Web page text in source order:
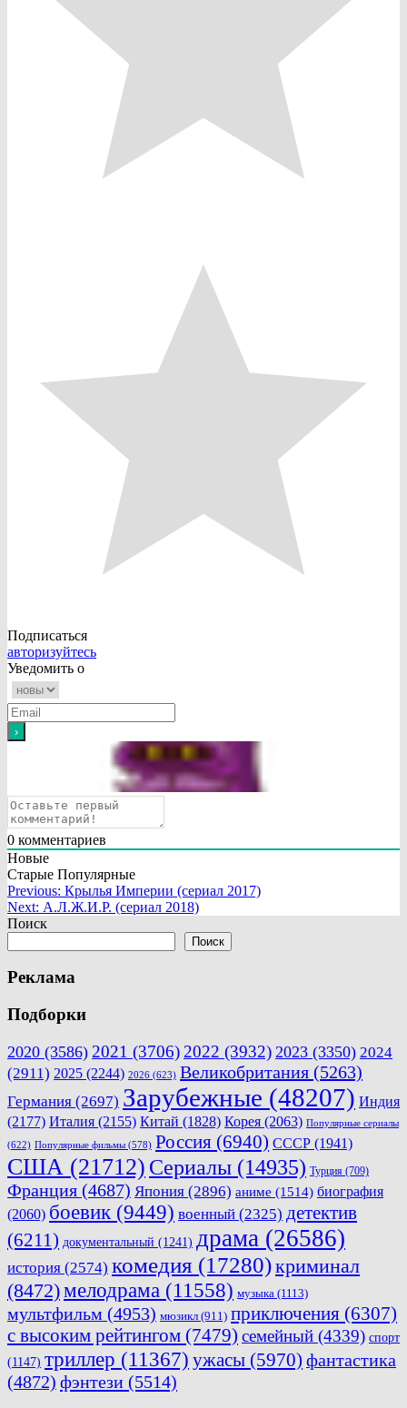
Подписаться
авторизуйтесь
Уведомить о
0 комментариев
Новые
Старые Популярные
Навигация
по
Previous: Крылья Империи (сериал 2017)
Next: А.Л.Ж.И.Р. (сериал 2018)
Поиск
Поиск
Реклама
Подборки
2020 (3586) 2021 (3706) 2022 (3932) 2023 (3350) 2024
(2911) 2025 (2244) 2026 (623) Великобритания (5263)
Германия (2697) Зарубежные (48207) Индия
(2177) Италия (2155) Китай (1828) Корея (2063) Популярные сериалы
(622) Популярные фильмы (578) Россия (6940) СССР (1941)
США (21712) Сериалы (14935) Турция (709)
Франция (4687) Япония (2896) аниме (1514) биография
(2060) боевик (9449) военный (2325) детектив
(6211) документальный (1241) драма (26586)
история (2574) комедия (17280)криминал
(8472)мелодрама (11558) музыка (1113)
мультфильм (4953) мюзикл (911) приключения (6307)
с высоким рейтингом (7479) семейный (4339) спорт
(1147) триллер (11367) ужасы (5970) фантастика
(4872) фэнтези (5514)